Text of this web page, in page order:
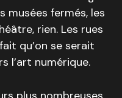
musées fermés, les
rien. Les rues
qu’on se serait
l’art numérique.